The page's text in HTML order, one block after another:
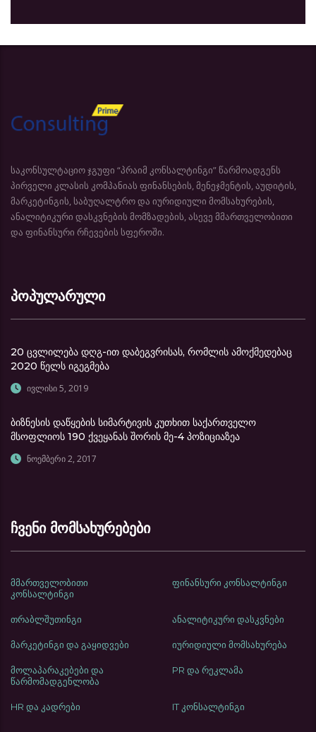
საკონსულტაციო ჯგუფი “პრაიმ კონსალტინგი” წარმოადგენს
პირველი კლასის კომპანიას ფინანსების, მენეჯმენტის, აუდიტის,
მარკეტინგის, საბუღალტრო და იურიდიული მომსახურების,
ანალიტიკური დასკვნების მომზადების, ასევე მმართველობითი
და ფინანსური რჩევების სფეროში.
პოპულარული
20 ცვლილება დღგ-ით დაბეგვრისას, რომლის ამოქმედებაც
2020 წელს იგეგმება
ივლისი 5, 2019
ბიზნესის დაწყების სიმარტივის კუთხით საქართველო
მსოფლიოს 190 ქვეყანას შორის მე-4 პოზიციაზეა
ნოემბერი 2, 2017
ჩვენი მომსახურებები
მმართველობითი
კონსალტინგი
ფინანსური კონსალტინგი
თრაბლშუთინგი ანალიტიკური დასკვნები
მარკეტინგი და გაყიდვები იურიდიული მომსახურება
მოლაპარაკებები და
წარმომადგენლობა
PR და რეკლამა
HR და კადრები IT კონსალტინგი